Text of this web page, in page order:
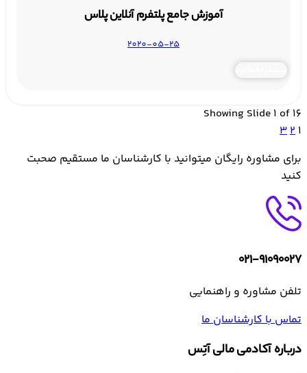
آموزش جامع پلتفرم آنلاین پلاس
2020-05-25
بیشتر بخوانید
Showing Slide 1 of 16
1
2
3
برای مشاوره رایگان میتوانید با کارشناسان ما مستقیم صحبت
کنید
۰۲۱-۹۱۰۹۰۰۲۷
تلفن مشاوره و راهنمایی
تماس با کارشناسان ما
درباره آکادمی مالی آتِس